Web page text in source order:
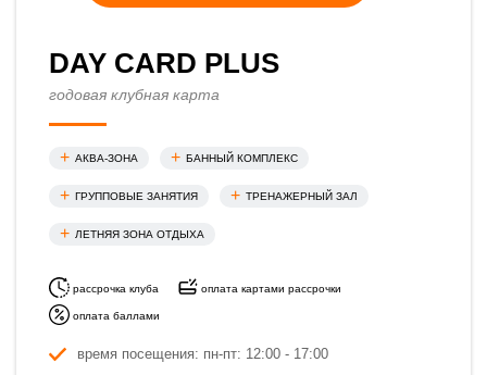
DAY CARD PLUS
годовая клубная карта
АКВА-ЗОНА БАННЫЙ КОМПЛЕКС
ГРУППОВЫЕ ЗАНЯТИЯ ТРЕНАЖЕРНЫЙ ЗАЛ
ЛЕТНЯЯ ЗОНА ОТДЫХА
рассрочка клуба оплата картами рассрочки
оплата баллами
время посещения: пн-пт: 12:00 - 17:00